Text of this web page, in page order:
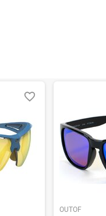
OUTOF